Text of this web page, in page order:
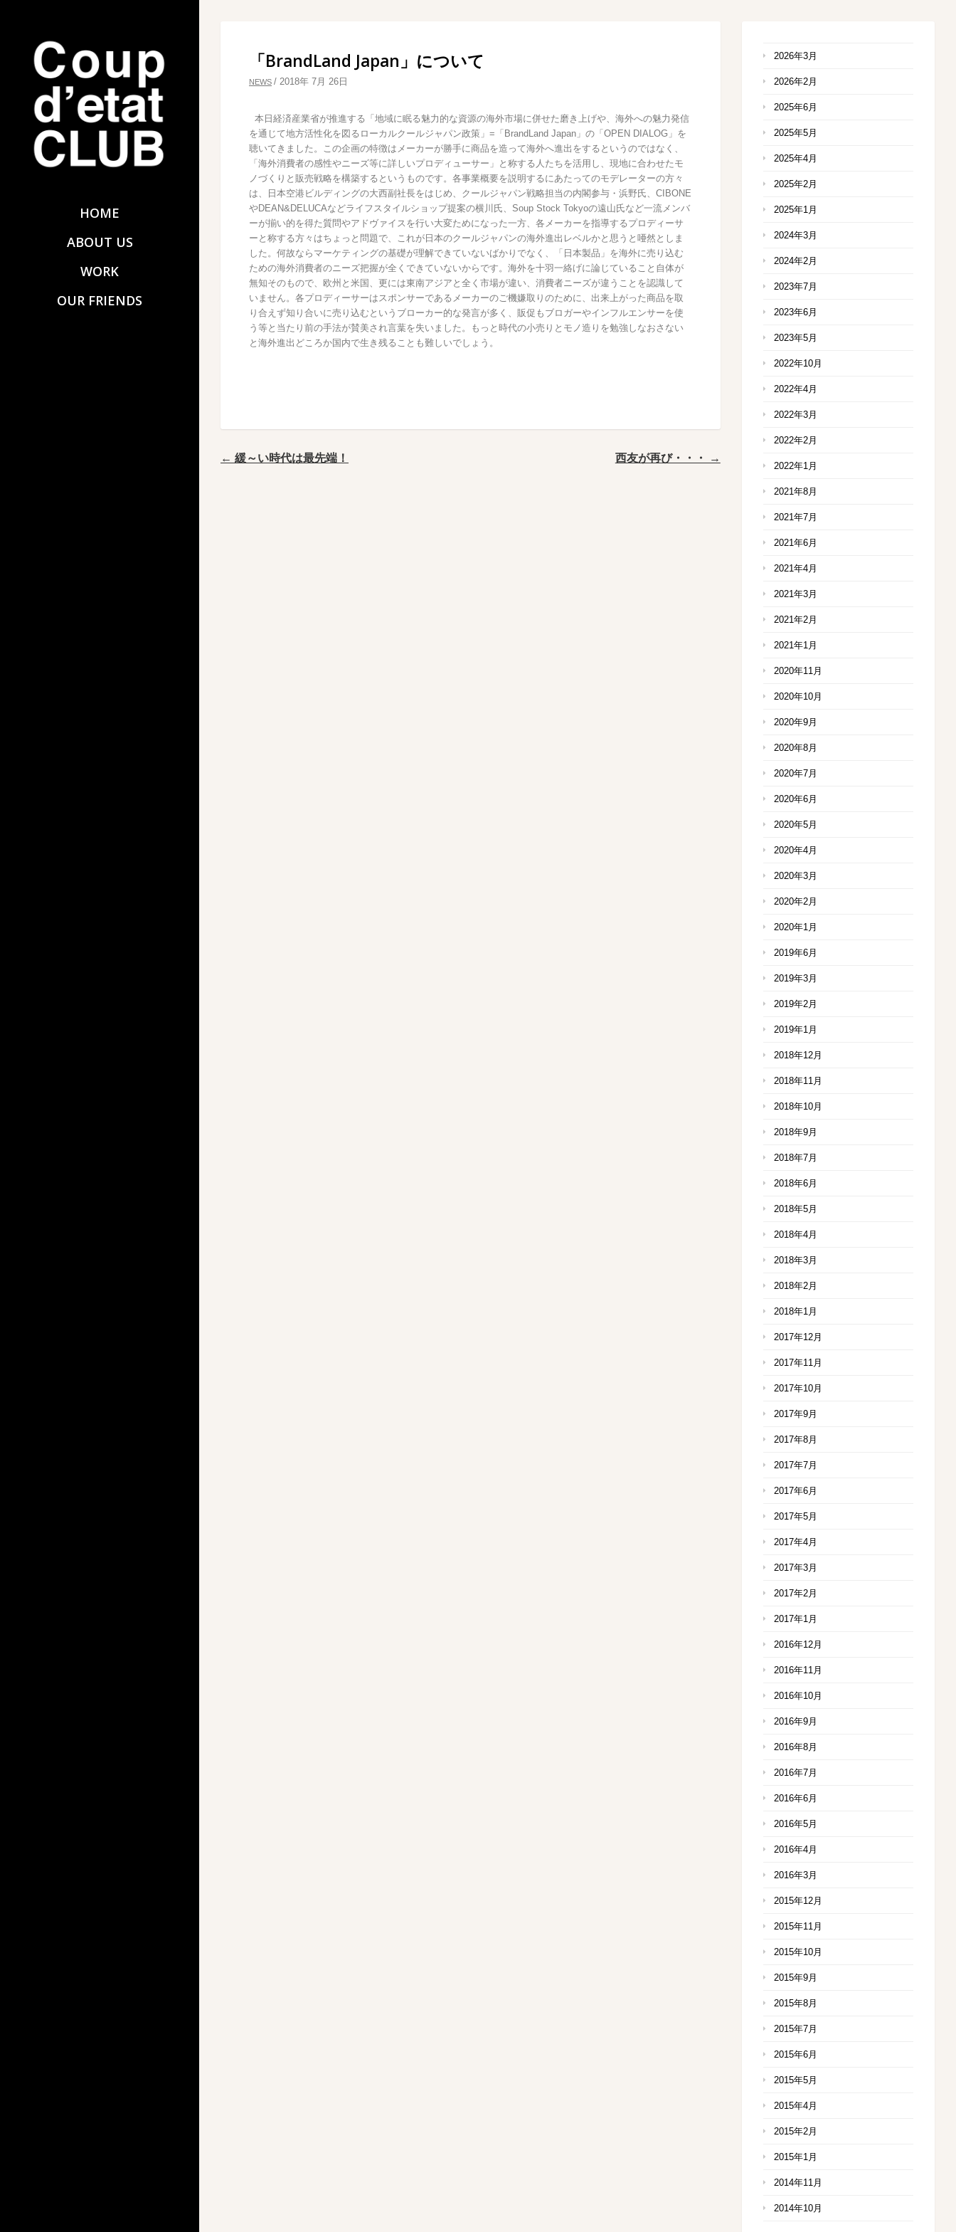
HOME
ABOUT US
WORK
OUR FRIENDS
「BrandLand Japan」について
NEWS / 2018年 7月 26日
本日経済産業省が推進する「地域に眠る魅力的な資源の海外市場に併せた磨き上げや、海外への魅力発信
を通じて地方活性化を図るローカルクールジャパン政策」=「BrandLand Japan」の「OPEN DIALOG」を
聴いてきました。この企画の特徴はメーカーが勝手に商品を造って海外へ進出をするというのではなく、
「海外消費者の感性やニーズ等に詳しいプロディューサー」と称する人たちを活用し、現地に合わせたモ
ノづくりと販売戦略を構築するというものです。各事業概要を説明するにあたってのモデレーターの方々
は、日本空港ビルディングの大西副社長をはじめ、クールジャパン戦略担当の内閣参与・浜野氏、CIBONE
やDEAN&DELUCAなどライフスタイルショップ提案の横川氏、Soup Stock Tokyoの遠山氏など一流メンバ
ーが揃い的を得た質問やアドヴァイスを行い大変ためになった一方、各メーカーを指導するプロディーサ
ーと称する方々はちょっと問題で、これが日本のクールジャパンの海外進出レベルかと思うと唖然としま
した。何故ならマーケティングの基礎が理解できていないばかりでなく、「日本製品」を海外に売り込む
ための海外消費者のニーズ把握が全くできていないからです。海外を十羽一絡げに論じていること自体が
無知そのもので、欧州と米国、更には東南アジアと全く市場が違い、消費者ニーズが違うことを認識して
いません。各プロディーサーはスポンサーであるメーカーのご機嫌取りのために、出来上がった商品を取
り合えず知り合いに売り込むというブローカー的な発言が多く、販促もブロガーやインフルエンサーを使
う等と当たり前の手法が賛美され言葉を失いました。もっと時代の小売りとモノ造りを勉強しなおさない
と海外進出どころか国内で生き残ることも難しいでしょう。
西友が再び・・・ →
← 緩～い時代は最先端！
2026年3月
2026年2月
2025年6月
2025年5月
2025年4月
2025年2月
2025年1月
2024年3月
2024年2月
2023年7月
2023年6月
2023年5月
2022年10月
2022年4月
2022年3月
2022年2月
2022年1月
2021年8月
2021年7月
2021年6月
2021年4月
2021年3月
2021年2月
2021年1月
2020年11月
2020年10月
2020年9月
2020年8月
2020年7月
2020年6月
2020年5月
2020年4月
2020年3月
2020年2月
2020年1月
2019年6月
2019年3月
2019年2月
2019年1月
2018年12月
2018年11月
2018年10月
2018年9月
2018年7月
2018年6月
2018年5月
2018年4月
2018年3月
2018年2月
2018年1月
2017年12月
2017年11月
2017年10月
2017年9月
2017年8月
2017年7月
2017年6月
2017年5月
2017年4月
2017年3月
2017年2月
2017年1月
2016年12月
2016年11月
2016年10月
2016年9月
2016年8月
2016年7月
2016年6月
2016年5月
2016年4月
2016年3月
2015年12月
2015年11月
2015年10月
2015年9月
2015年8月
2015年7月
2015年6月
2015年5月
2015年4月
2015年2月
2015年1月
2014年11月
2014年10月